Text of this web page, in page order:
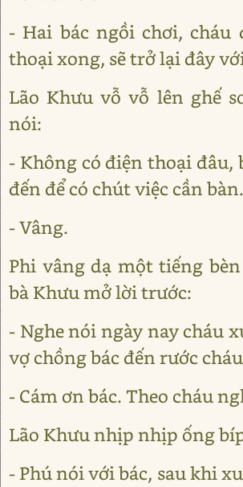
- Hai bác ngồi chơi, cháu
thoại xong, sẽ trở lại đây
Lão Khưu vỗ vỗ lên ghế
nói:
- Không có điện thoại đâu,
đến để có chút việc cần bàn.
- Vâng.
Phi vâng dạ một tiếng
bà Khưu mở lời trước:
- Nghe nói ngày nay cháu
vợ chồng bác đến rước
- Cám ơn bác. Theo cháu
Lão Khưu nhịp nhịp ống
- Phú nói với bác, sau khi